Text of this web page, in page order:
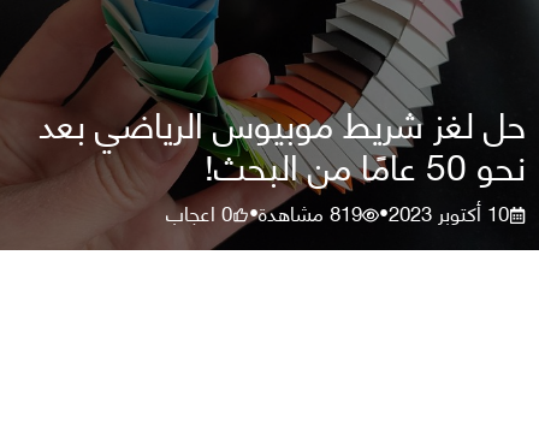
حل لغز شريط موبيوس الرياضي بعد
نحو 50 عامًا من البحث!
10 أكتوبر 2023 •
819مشاهدة•
0اعجاب